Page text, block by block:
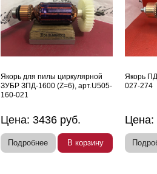
Якорь для пилы циркулярной
ЗУБР ЗПД-1600 (Z=6), арт.U505-
160-021
Цена: 3436 руб.
Подробнее В корзину
Якорь
027-274
Цена: